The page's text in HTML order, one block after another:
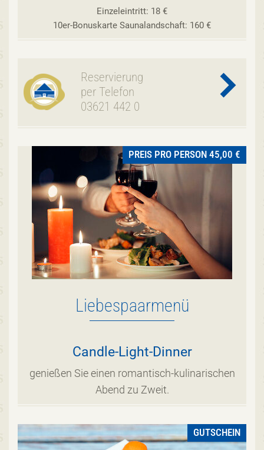
Einzeleintritt: 18 €
10er-Bonuskarte Saunalandschaft: 160 €
Reservierung
per Telefon
03621 442 0
Liebespaarmenü
Candle-Light-Dinner
genießen Sie einen romantisch-kulinarischen
Abend zu Zweit.
PREIS PRO PERSON 45,00 €
GUTSCHEIN